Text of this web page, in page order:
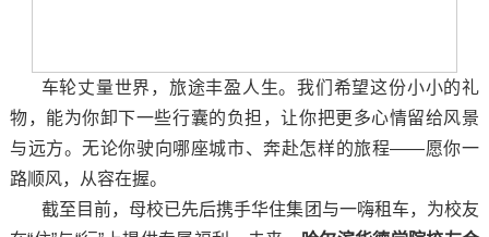
车轮丈量世界，旅途丰盈人生。我们希望这份小小的礼
物，能为你卸下一些行囊的负担，让你把更多心情留给风景
与远方。无论你驶向哪座城市、奔赴怎样的旅程——愿你一
路顺风，从容在握。
截至目前，母校已先后携手华住集团与一嗨租车，为校友